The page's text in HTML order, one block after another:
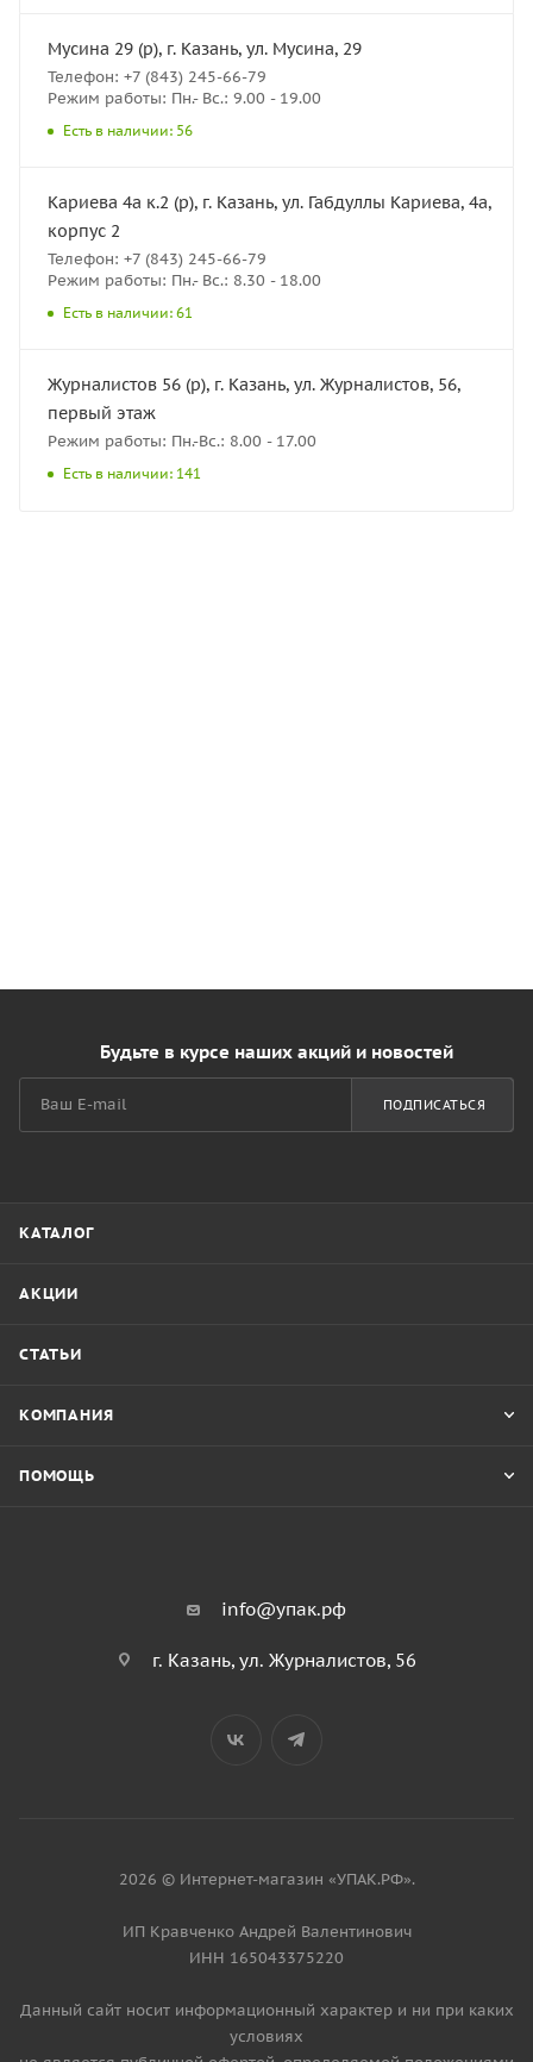
Мусина 29 (р), г. Казань, ул. Мусина, 29
Телефон: +7 (843) 245-66-79
Режим работы: Пн.- Вс.: 9.00 - 19.00
Есть в наличии: 56
Кариева 4а к.2 (р), г. Казань, ул. Габдуллы Кариева, 4а,
корпус 2
Телефон: +7 (843) 245-66-79
Режим работы: Пн.- Вс.: 8.30 - 18.00
Есть в наличии: 61
Журналистов 56 (р), г. Казань, ул. Журналистов, 56,
первый этаж
Режим работы: Пн.-Вс.: 8.00 - 17.00
Есть в наличии: 141
Будьте в курсе наших акций и новостей
ПОДПИСАТЬСЯ
КАТАЛОГ
АКЦИИ
СТАТЬИ
КОМПАНИЯ
ПОМОЩЬ
info@упак.рф
г. Казань, ул. Журналистов, 56
2026 © Интернет-магазин «УПАК.РФ».
ИП Кравченко Андрей Валентинович
ИНН 165043375220
Данный сайт носит информационный характер и ни при каких
условиях